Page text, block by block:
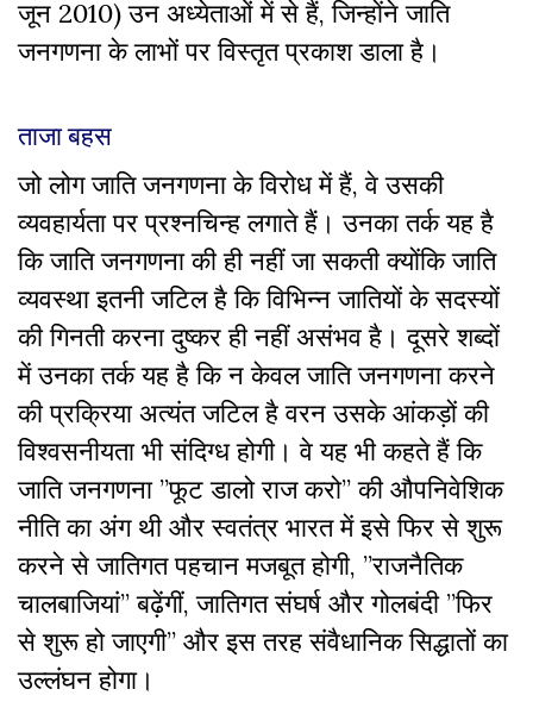
जून 2010) उन अध्येताओं में से हैं, जिन्होंने जाति
जनगणना के लाभों पर विस्तृत प्रकाश डाला है।
ताजा बहस
जो लोग जाति जनगणना के विरोध में हैं, वे उसकी
व्यवहार्यता पर प्रश्नचिन्ह लगाते हैं। उनका तर्क यह है
कि जाति जनगणना की ही नहीं जा सकती क्योंकि जाति
व्यवस्था इतनी जटिल है कि विभिन्न जातियों के सदस्यों
की गिनती करना दुष्कर ही नहीं असंभव है। दूसरे शब्दों
में उनका तर्क यह है कि न केवल जाति जनगणना करने
की प्रक्रिया अत्यंत जटिल है वरन उसके आंकड़ों की
विश्वसनीयता भी संदिग्ध होगी। वे यह भी कहते हैं कि
जाति जनगणना ”फूट डालो राज करो” की औपनिवेशिक
नीति का अंग थी और स्वतंत्र भारत में इसे फिर से शुरू
करने से जातिगत पहचान मजबूत होगी, ”राजनैतिक
चालबाजियां” बढ़ेंगीं, जातिगत संघर्ष और गोलबंदी ”फिर
से शुरू हो जाएगी” और इस तरह संवैधानिक सिद्धातों का
उल्लंघन होगा।